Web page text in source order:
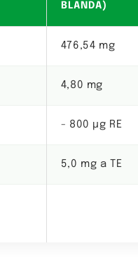
BLANDA)
476,54 mg
4,80 mg
- 800 µg RE
5,0 mg a TE